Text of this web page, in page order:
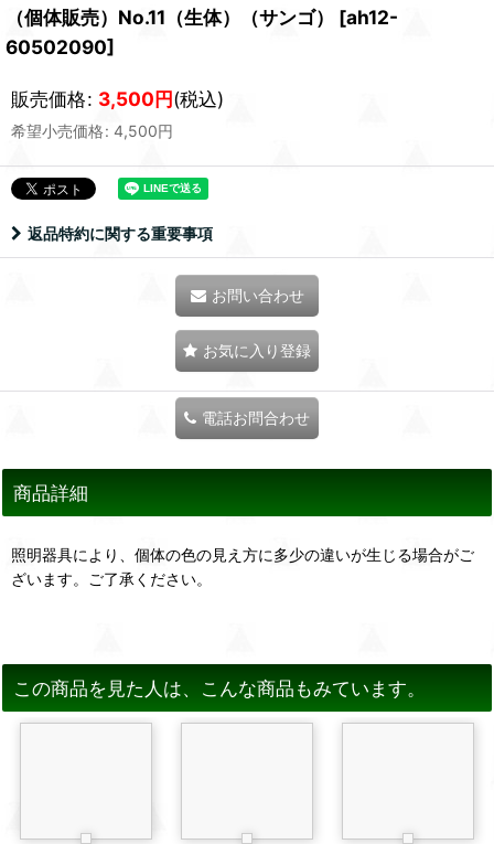
（個体販売）No.11（生体）（サンゴ）
[ah12-
60502090]
販売価格: 3,500円(税込)
希望小売価格: 4,500円
返品特約に関する重要事項
お問い合わせ
お気に入り登録
電話お問合わせ
商品詳細
照明器具により、個体の色の見え方に多少の違いが生じる場合がご
ざいます。ご了承ください。
この商品を見た人は、こんな商品もみています。